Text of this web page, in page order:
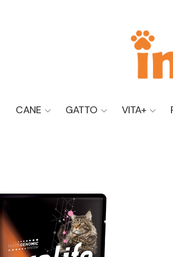
CANE GATTO VITA+